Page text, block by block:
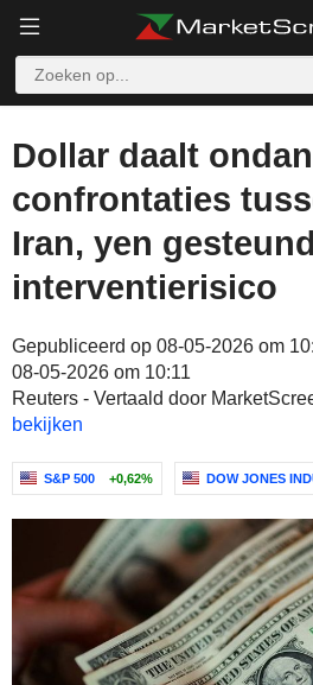
Dollar daalt
confrontaties
Iran, yen
interventierisico
Gepubliceerd op 08-05-2026 om
08-05-2026 om 10:11
Reuters - Vertaald door
bekijken
S&P 500 +0,62% DOW JONES